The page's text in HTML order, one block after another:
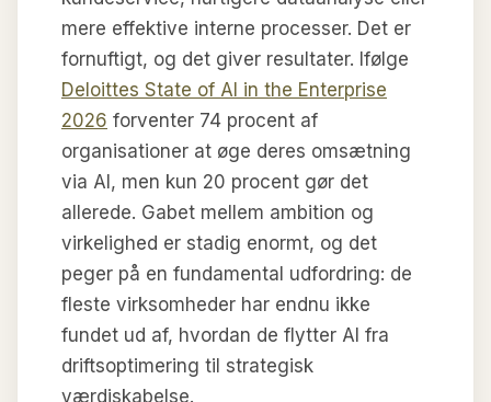
mere effektive interne processer. Det er
fornuftigt, og det giver resultater. Ifølge
Deloittes State of AI in the Enterprise
2026 forventer 74 procent af
organisationer at øge deres omsætning
via AI, men kun 20 procent gør det
allerede. Gabet mellem ambition og
virkelighed er stadig enormt, og det
peger på en fundamental udfordring: de
fleste virksomheder har endnu ikke
fundet ud af, hvordan de flytter AI fra
driftsoptimering til strategisk
værdiskabelse.